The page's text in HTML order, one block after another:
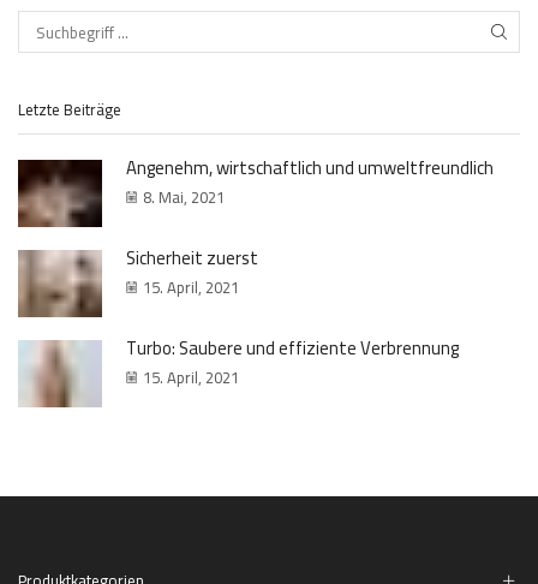
Letzte Beiträge
Angenehm, wirtschaftlich und umweltfreundlich
8. Mai, 2021
Sicherheit zuerst
15. April, 2021
Turbo: Saubere und effiziente Verbrennung
15. April, 2021